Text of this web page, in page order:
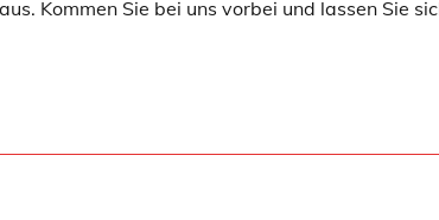
Kommen Sie bei uns vorbei und lassen Sie